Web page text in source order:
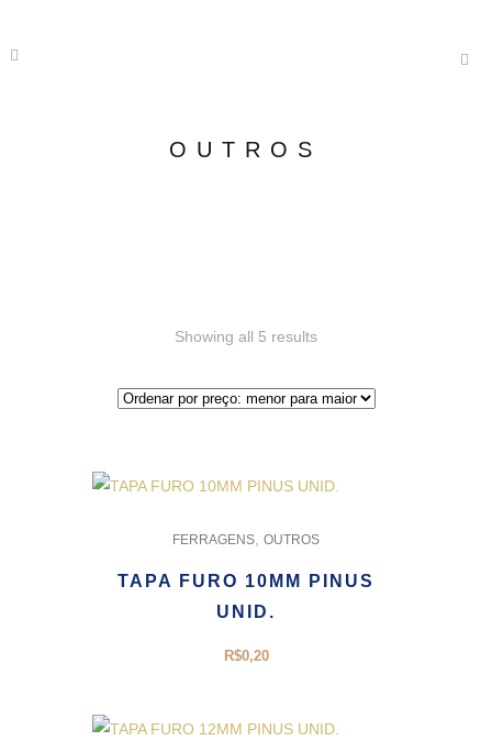
OUTROS
Showing all 5 results
FERRAGENS OUTROS
TAPA FURO 10MM PINUS
UNID.
R$0,20